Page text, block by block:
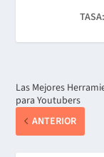
TASA:
Las Mejores
para Youtubers
ANTERIOR